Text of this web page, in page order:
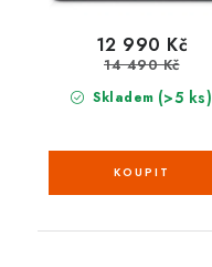
Skladem (>5 ks)
12 990 Kč
14 490 Kč